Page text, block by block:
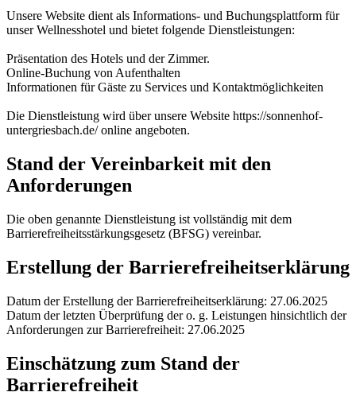
Unsere Website dient als Informations- und Buchungsplattform für
unser Wellnesshotel und bietet folgende Dienstleistungen:
Präsentation des Hotels und der Zimmer.
Online-Buchung von Aufenthalten
Informationen für Gäste zu Services und Kontaktmöglichkeiten
Die Dienstleistung wird über unsere Website https://sonnenhof-
untergriesbach.de/ online angeboten.
Stand der Vereinbarkeit mit den
Anforderungen
Die oben genannte Dienstleistung ist vollständig mit dem
Barrierefreiheitsstärkungsgesetz (BFSG) vereinbar.
Erstellung der Barrierefreiheitserklärung
Datum der Erstellung der Barrierefreiheitserklärung: 27.06.2025
Datum der letzten Überprüfung der o. g. Leistungen hinsichtlich der
Anforderungen zur Barrierefreiheit: 27.06.2025
Einschätzung zum Stand der
Barrierefreiheit